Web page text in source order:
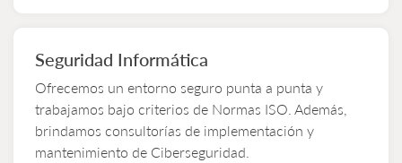
Seguridad Informática
Ofrecemos un entorno seguro punta a punta y
trabajamos bajo criterios de Normas ISO. Además,
brindamos consultorías de implementación y
mantenimiento de Ciberseguridad.